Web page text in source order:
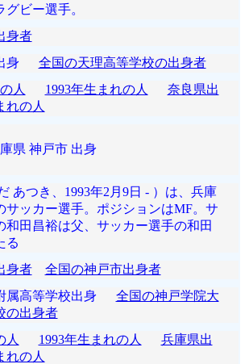
ビー選手。
身者
出身 全国の天理高等学校の出身者
人
1993年生まれの人
奈良県出
れの人
神戸市 出身
あつき、1993年2月9日 - ）は、兵庫
サッカー選手。ポジションはMF。サ
和田昌裕は父、サッカー選手の和田
る
身者
全国の神戸市出身者
属高等学校出身 全国の神戸学院大
の出身者
人
1993年生まれの人
兵庫県出
れの人